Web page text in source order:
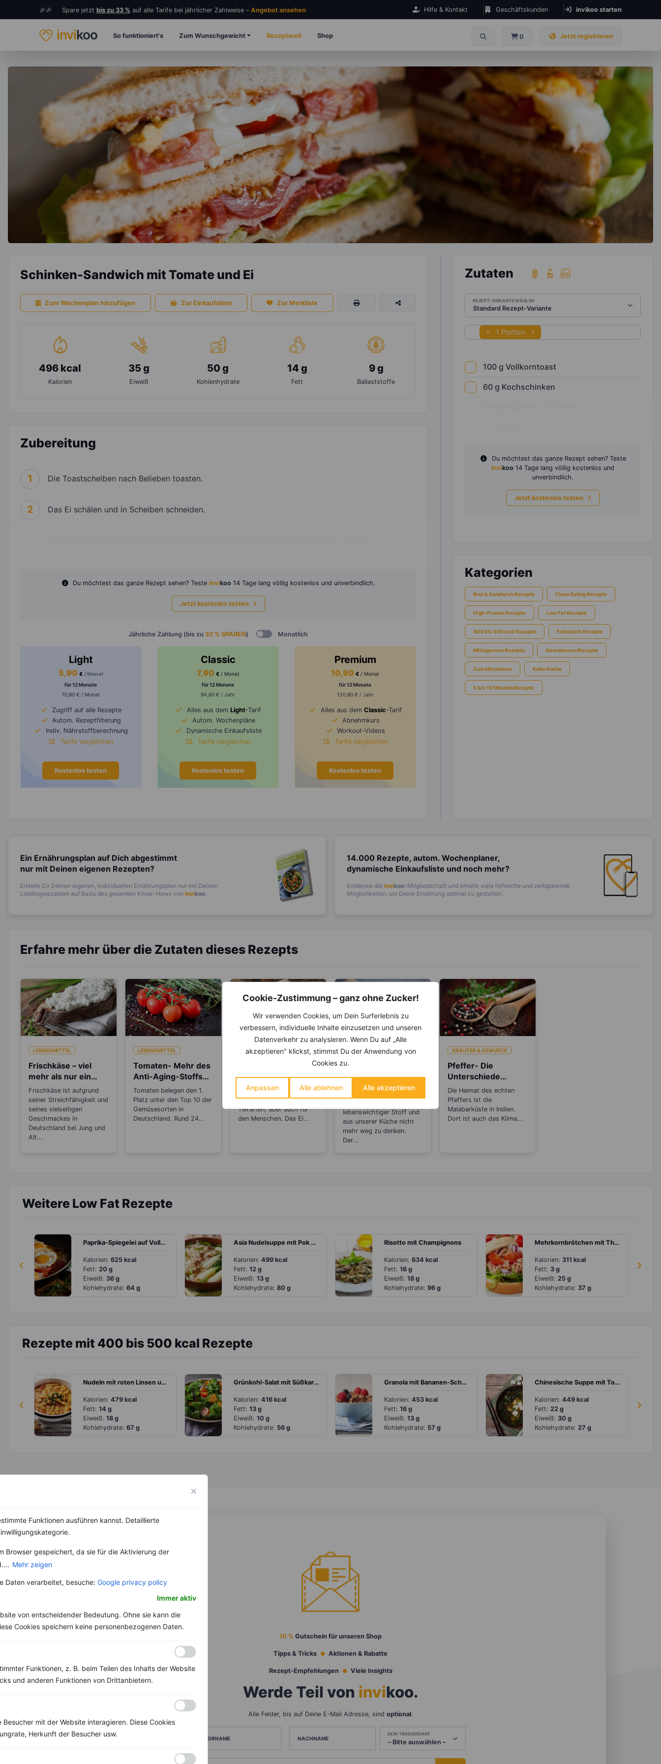
Cookie-Zustimmung – ganz ohne Zucker!
Wir verwenden Cookies, um Dein Surferlebnis zu
verbessern, individuelle Inhalte einzusetzen und unseren
Datenverkehr zu analysieren. Wenn Du auf „Alle
akzeptieren" klickst, stimmst Du der Anwendung von
Cookies zu.
Anpassen Alle ablehnen Alle akzeptieren
Funktionen ausführen kannst. Detaillierte
Browser gespeichert, da sie für die Aktivierung der
Mehr zeigen
Daten verarbeitet, besuche: Google privacy policy
Immer aktiv
von entscheidender Bedeutung. Ohne sie kann die
Cookies speichern keine personenbezogenen Daten.
Funktionen, z. B. beim Teilen des Inhalts der Website
und anderen Funktionen von Drittanbietern.
mit der Website interagieren. Diese Cookies
Herkunft der Besucher usw.
🎉🎉 Spare jetzt bis zu 33 % auf alle Tarife bei jährlicher Zahlweise – Angebot ansehen Hilfe & Kontakt Geschäftskunden invikoo starten
invikoo So funktioniert's Zum Wunschgewicht Rezeptwelt Shop 0 Jetzt registrieren
Schinken-Sandwich mit Tomate und Ei
Zum Wochenplan hinzufügen Zur Einkaufsliste Zur Merkliste
496 kcal
Kalorien
35 g
Eiweiß
50 g
Kohlenhydrate
14 g
Fett
9 g
Ballaststoffe
Zubereitung
1 Die Toastscheiben nach Belieben toasten.
2 Das Ei schälen und in Scheiben schneiden.
Du möchtest das ganze Rezept sehen? Teste invikoo 14 Tage lang völlig kostenlos und unverbindlich.
Jetzt kostenlos testen
Jährliche Zahlung (bis zu 33 % SPAREN) Monatlich
Light
5,90 € / Monat
für 12 Monate
70,80 € / Monat
Zugriff auf alle Rezepte
Autom. Rezeptfilterung
Indiv. Nährstoffberechnung
Tarife vergleichen
Kostenlos testen
Classic
7,90 € / Monat
für 12 Monate
94,80 € / Jahr
Alles aus dem Light-Tarif
Autom. Wochenpläne
Dynamische Einkaufsliste
Tarife vergleichen
Kostenlos testen
Premium
10,90€ / Monat
für 12 Monate
130,80 € / Jahr
Alles aus dem Classic-Tarif
Abnehmkurs
Workout-Videos
Tarife vergleichen
Kostenlos testen
Zutaten
REZEPT-VARIANTE WÄHLEN
1 Portion
100 g Vollkorntoast
60 g Kochschinken
Du möchtest das ganze Rezept sehen? Teste
invikoo 14 Tage lang völlig kostenlos und
unverbindlich.
Jetzt kostenlos testen
Kategorien
Brot & Sandwich Rezepte Clean Eating Rezepte
High-Protein Rezepte Low Fat Rezepte
400 bis 500 kcal Rezepte Frühstück Rezepte
Mittagessen Rezepte Abendessen Rezepte
Zum Mitnehmen Kalte Küche
5 bis 10 Minuten Rezepte
Ein Ernährungsplan auf Dich abgestimmt
nur mit Deinen eigenen Rezepten?
Erstelle Dir Deinen eigenen, individuellen Ernährungsplan nur mit Deinen
Lieblingsrezepten auf Basis des gesamten Know-Hows von invikoo.
14.000 Rezepte, autom. Wochenplaner,
dynamische Einkaufsliste und noch mehr?
Entdecke die invikoo-Mitgliedschaft und erhalte viele hilfreiche und zeitsparende
Möglichkeiten, um Deine Ernährung optimal zu gestalten.
Erfahre mehr über die Zutaten dieses Rezepts
LEBENSMITTEL
Frischkäse – viel
mehr als nur ein
Brotaufstrich
Frischkäse ist aufgrund
seiner Streichfähigkeit und
seines vielseitigen
Geschmackes in
Deutschland bei Jung und
Alt...
LEBENSMITTEL
Tomaten- Mehr des
Anti-Aging-Stoffs
Lycopin durchs
Einkochen?
Tomaten belegen den 1.
Platz unter den Top 10 der
Gemüsesorten in
Deutschland. Rund 24...
LEBENSMITTEL
enthaltene
Cholesterin
gesundheitsschädlic
h?
Eier sind eine beliebte
Nahrung für zahlreiche
Tierarten, aber auch für
den Menschen. Das Ei...
ABNEHMEN
Salz – Die
Abnehmbremse
lebenswichtiger Stoff und
aus unserer Küche nicht
mehr weg zu denken.
Der...
KRÄUTER & GEWÜRZE
Pfeffer- Die
Unterschiede
zwischen den
Sorten
Die Heimat des echten
Pfeffers ist die
Malabarküste in Indien.
Dort ist auch das Klima...
Weitere Low Fat Rezepte
‹ ›
Paprika-Spiegelei auf Vollkornbrot
Kalorien: 625 kcal
Fett: 20 g
Eiweiß: 36 g
Kohlehydrate: 64 g
Asia Nudelsuppe mit Pok Choi, Frühlingszwiebeln und Pilzen
Kalorien: 499 kcal
Fett: 12 g
Eiweiß: 13 g
Kohlehydrate: 80 g
Risotto mit Champignons
Kalorien: 634 kcal
Fett: 16 g
Eiweiß: 18 g
Kohlehydrate: 96 g
Mehrkornbrötchen mit Thunfisch und Tomaten
Kalorien: 311 kcal
Fett: 3 g
Eiweiß: 25 g
Kohlehydrate: 37 g
Rezepte mit 400 bis 500 kcal Rezepte
‹ ›
Nudeln mit roten Linsen und Paprika
Kalorien: 479 kcal
Fett: 14 g
Eiweiß: 18 g
Kohlehydrate: 67 g
Grünkohl-Salat mit Süßkartoffeln und Tomaten
Kalorien: 416 kcal
Fett: 13 g
Eiweiß: 10 g
Kohlehydrate: 56 g
Granola mit Bananen-Schokomilch, Walnüssen und Kernen
Kalorien: 453 kcal
Fett: 16 g
Eiweiß: 13 g
Kohlehydrate: 57 g
Chinesische Suppe mit Tofu
Kalorien: 449 kcal
Fett: 22 g
Eiweiß: 30 g
Kohlehydrate: 27 g
10 % Gutschein für unseren Shop
Tipps & Tricks Aktionen & Rabatte
Rezept-Empfehlungen Viele Insights
Werde Teil von invikoo.
Alle Felder, bis auf Deine E-Mail Adresse, sind optional.
VORNAME NACHNAME
DEIN TAGESBEDARF